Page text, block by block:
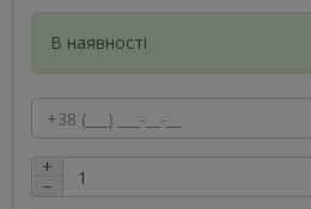
В наявності
+
−